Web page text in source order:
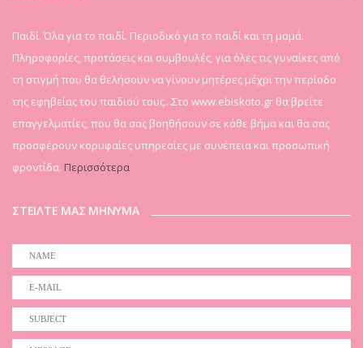
Παιδί. Όλα για το παιδί. Περιοδικό για το παιδί και τη μαμά.
Πληροφορίες, προτάσεις και συμβουλές, για όλες τις γυναίκες από
τη στιγμή που θα θελήσουν να γίνουν μητέρες μέχρι την περίοδο
της εφηβείας του παιδιού τους...Στο www.ebiskoto.gr θα βρείτε
επαγγελματίες, που θα σας βοηθήσουν σε κάθε βήμα και θα σας
προσφέρουν κορυφαίες υπηρεσίες με συνέπεια και προσωπική
φροντίδα. Περισσότερα
ΣΤΕΙΛΤΕ ΜΑΣ ΜΗΝΥΜΑ